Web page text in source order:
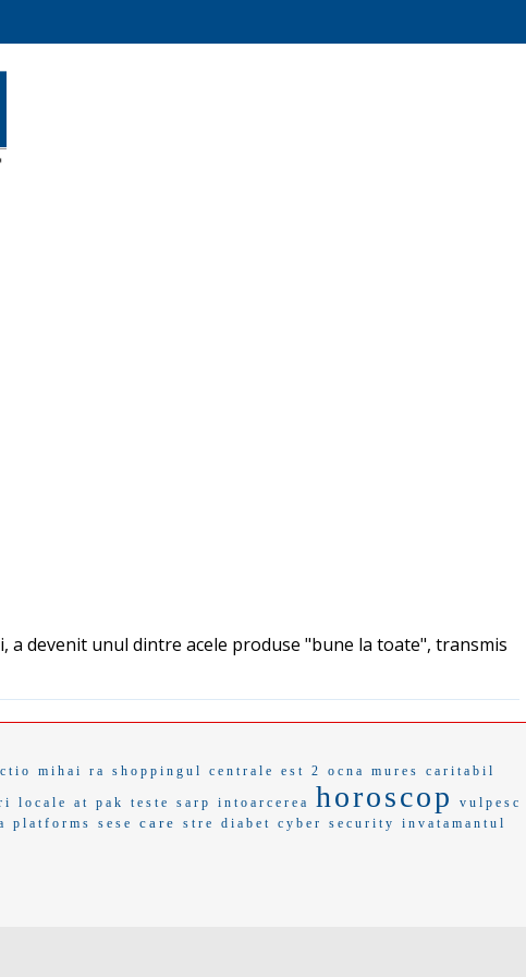
a devenit unul dintre acele produse "bune la toate", transmis
mihai ra shoppingul centrale est 2 ocna mures caritabil
locale at pak teste sarp intoarcerea horoscop
vulpesc
platforms sese care stre diabet cyber security
invatamantul